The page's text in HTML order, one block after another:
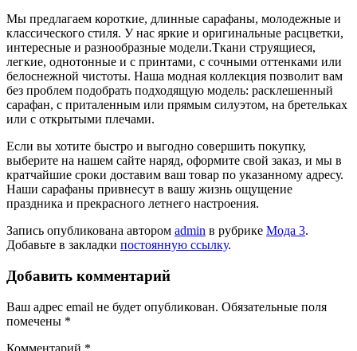
Мы предлагаем короткие, длинные сарафаны, молодежные и
классического стиля. У нас яркие и оригинальные расцветки,
интересные и разнообразные модели.Ткани струящиеся,
легкие, однотонные и с принтами, с сочными оттенками или
белоснежной чистоты. Наша модная коллекция позволит вам
без проблем подобрать подходящую модель: расклешенный
сарафан, с приталенным или прямым силуэтом, на бретельках
или с открытыми плечами.
Если вы хотите быстро и выгодно совершить покупку,
выберите на нашем сайте наряд, оформите свой заказ, и мы в
кратчайшие сроки доставим ваш товар по указанному адресу.
Наши сарафаны привнесут в вашу жизнь ощущение
праздника и прекрасного летнего настроения.
Запись опубликована автором admin в рубрике Мода 3.
Добавьте в закладки постоянную ссылку.
Добавить комментарий
Ваш адрес email не будет опубликован. Обязательные поля
помечены *
Комментарий *